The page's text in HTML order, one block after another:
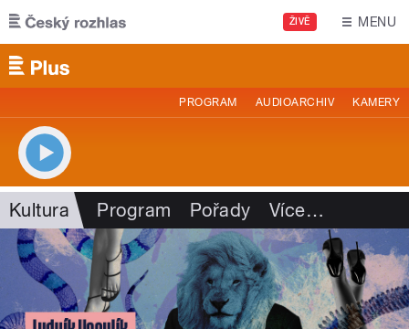
Přejít k hlavnímu obsahu
ŽIVĚ MENU
PROGRAM AUDIOARCHIV KAMERY
Kultura Program Pořady Více…